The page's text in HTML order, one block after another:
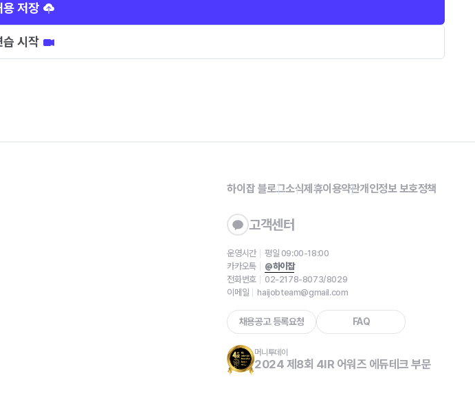
용 저장
습 시작
하이잡 블로그소식제휴이용약관개인정보 보호정책
고객센터
운영시간
평일 09:00-18:00
카카오톡
@하이잡
전화번호
02-2178-8073/8029
이메일
haijobteam@gmail.com
채용공고 등록요청 FAQ
머니투데이
2024 제8회 4IR 어워즈 에듀테크 부문